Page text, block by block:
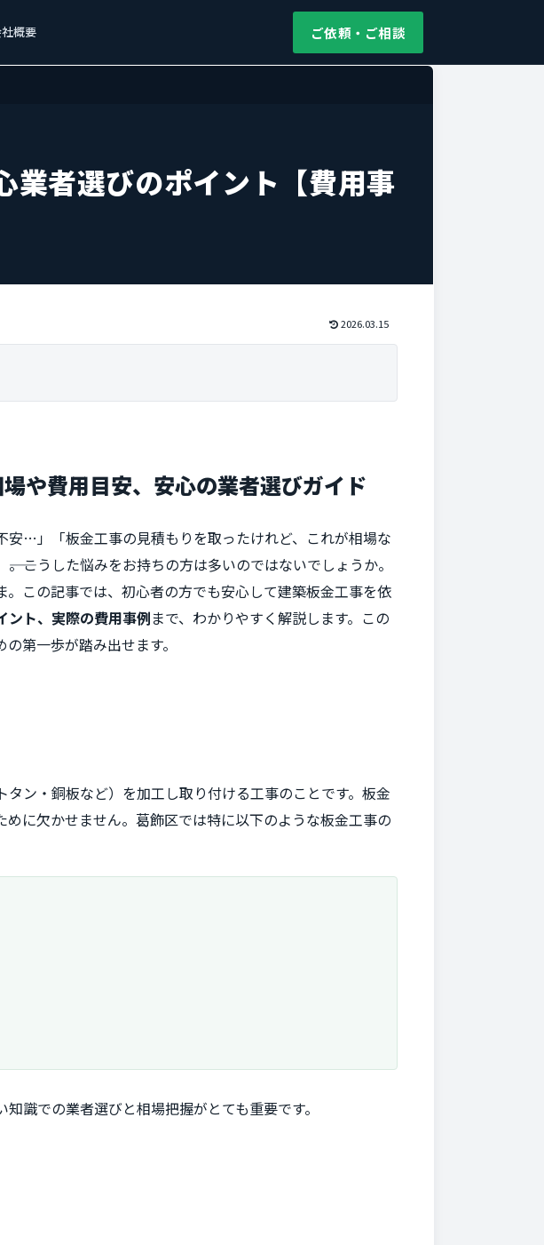
ご依頼・ご相談
概要
業者選びのポイント【費用事
2026.03.15
や費用目安、安心の業者選びガイド
安…」「板金工事の見積もりを取ったけれど、これが相場な
こうした悩みをお持ちの方は多いのではないでしょうか。
この記事では、初心者の方でも安心して建築板金工事を依
ント、実際の費用事例まで、わかりやすく解説します。この
第一歩が踏み出せます。
ン・銅板など）を加工し取り付ける工事のことです。板金
に欠かせません。葛飾区では特に以下のような板金工事の
識での業者選びと相場把握がとても重要です。